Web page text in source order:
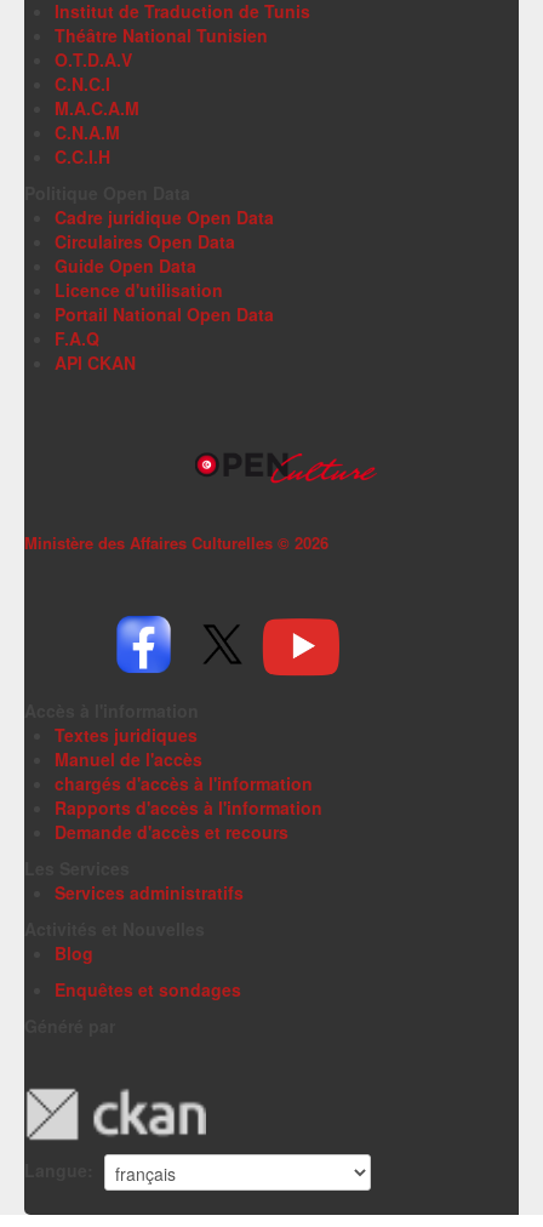
Institut de Traduction de Tunis
Théâtre National Tunisien
O.T.D.A.V
C.N.C.I
M.A.C.A.M
C.N.A.M
C.C.I.H
Cadre juridique Open Data
Circulaires Open Data
Guide Open Data
Licence d'utilisation
Portail National Open Data
F.A.Q
API CKAN
Ministère des Affaires Culturelles © 2026
Textes juridiques
Manuel de l'accès
chargés d'accès à l'information
Rapports d'accès à l'information
Demande d'accès et recours
Services administratifs
Blog
Enquêtes et sondages